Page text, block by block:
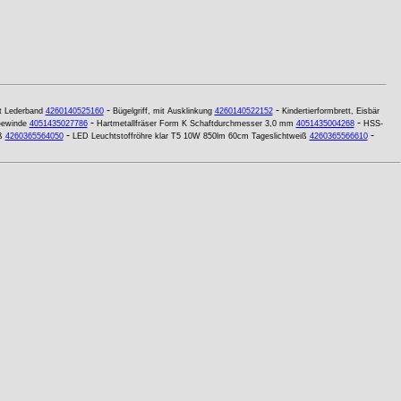
Lederband 4260140525160- Bügelgriff, mit Ausklinkung 4260140522152- Kindertierformbrett, Eisbär
4051435027786- Hartmetallfräser Form K Schaftdurchmesser 3,0 mm 4051435004268- HSS-
4260365564050- LED Leuchtstoffröhre klar T5 10W 850lm 60cm Tageslichtweiß 4260365566610-